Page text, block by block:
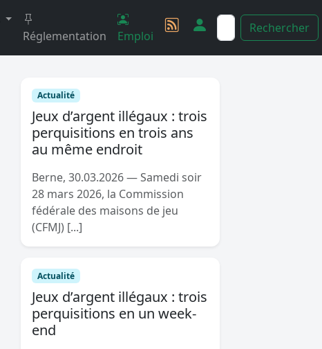
Réglementation
Emploi
Rechercher
Actualité
Jeux d’argent illégaux : trois
perquisitions en trois ans
au même endroit
Berne, 30.03.2026 — Samedi soir
28 mars 2026, la Commission
fédérale des maisons de jeu
(CFMJ) [...]
Actualité
Jeux d’argent illégaux : trois
perquisitions en un week-
end